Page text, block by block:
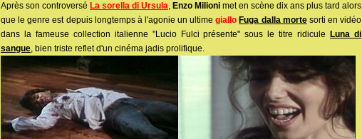
Après son controversé La sorella di Ursula, Enzo Milioni met en scène dix ans plus tard alors
que le genre est depuis longtemps à l'agonie un ultimegiallo Fuga dalla mortesorti en vidéo
dans la fameuse collection italienne "Lucio Fulci présente" sous le titre ridicule
Luna di
sangue, bien triste reflet d'un cinéma jadis prolifique.